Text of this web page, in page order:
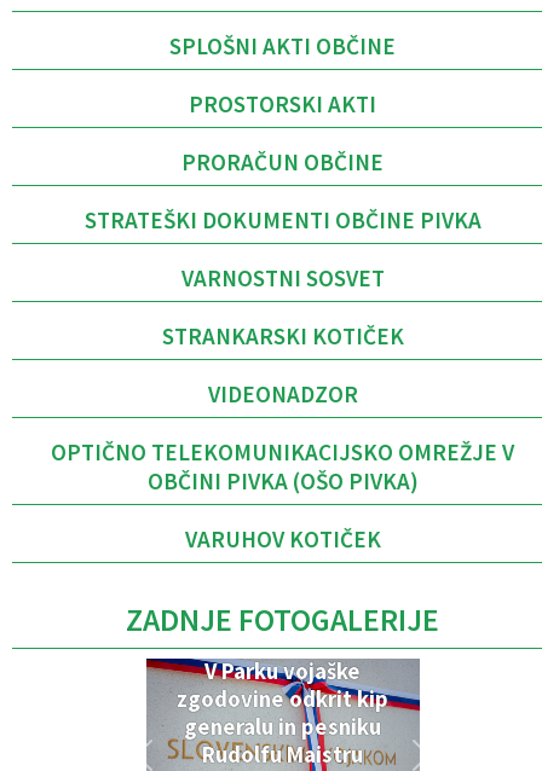
SPLOŠNI AKTI OBČINE
PROSTORSKI AKTI
PRORAČUN OBČINE
STRATEŠKI DOKUMENTI OBČINE PIVKA
VARNOSTNI SOSVET
STRANKARSKI KOTIČEK
VIDEONADZOR
OPTIČNO TELEKOMUNIKACIJSKO OMREŽJE V
OBČINI PIVKA (OŠO PIVKA)
VARUHOV KOTIČEK
ZADNJE FOTOGALERIJE
V Parku vojaške
zgodovine odkrit kip
generalu in pesniku
Rudolfu Maistru